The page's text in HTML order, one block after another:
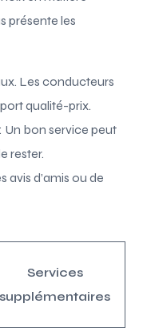
présente les
Les conducteurs
qualité-prix.
: Un bon service peut
rester.
avis d’amis ou de
Services
supplémentaires